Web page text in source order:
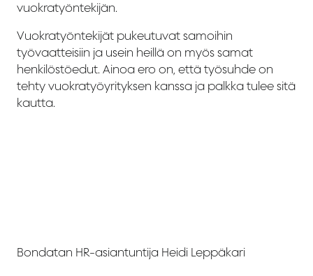
vuokratyöntekijän.
Vuokratyöntekijät pukeutuvat samoihin
työvaatteisiin ja usein heillä on myös samat
henkilöstöedut. Ainoa ero on, että työsuhde on
tehty vuokratyöyrityksen kanssa ja palkka tulee sitä
kautta.
Bondatan HR-asiantuntija Heidi Leppäkari